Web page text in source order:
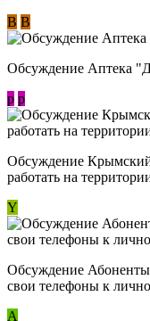
В В
Обсуждение Аптека
p p
Обсуждение
работать на
Y
Обсуждение
свои телефоны к
А